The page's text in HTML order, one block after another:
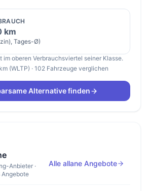
km
Tages-Ø)
im oberen Verbrauchsviertel seiner Klasse.
(WLTP) · 102 Fahrzeuge verglichen
Alternative finden
Anbieter ·
Angebote
Alle allane Angebote